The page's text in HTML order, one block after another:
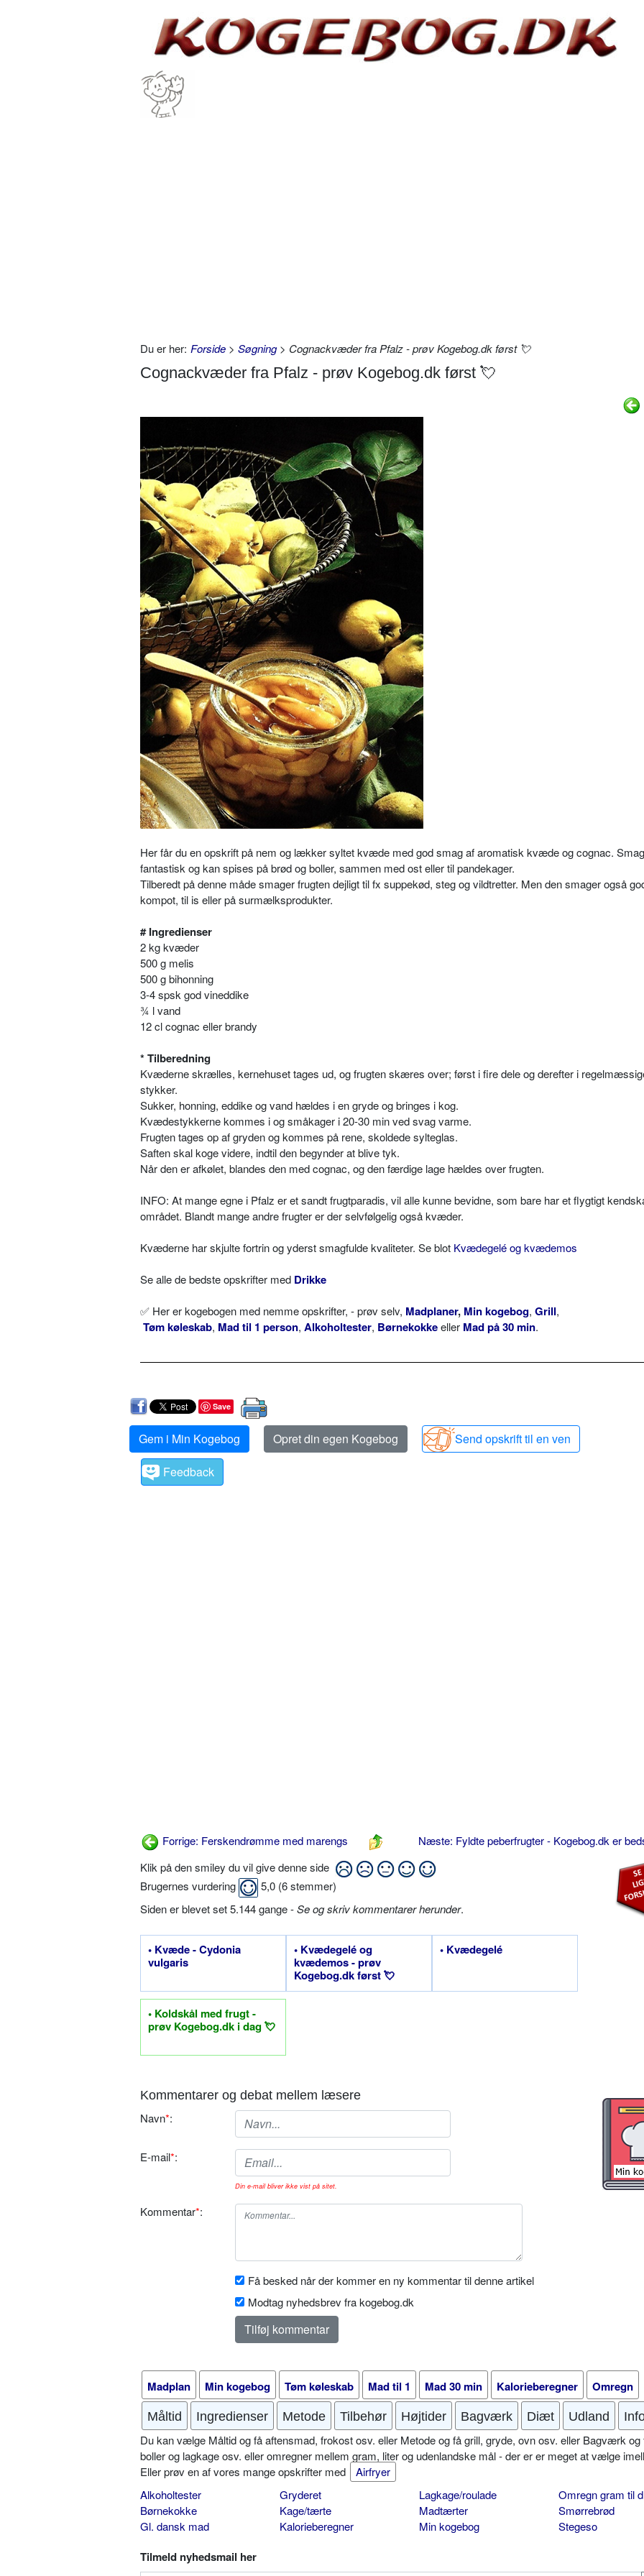
Du er her: Forside > Søgning> Cognackvæder fra Pfalz - prøv Kogebog.dk først 💘
Cognackvæder fra Pfalz - prøv Kogebog.dk først 💘
Her får du en opskrift på nem og lækker syltet kvæde med god smag af aromatisk kvæde og cognac.
fantastisk og kan spises på brød og boller, sammen med ost eller til pandekager.
Tilberedt på denne måde smager frugten dejligt til fx suppekød, steg og vildtretter. Men den smager også
kompot, til is eller på surmælksprodukter.
# Ingredienser
2 kg kvæder
500 g melis
500 g bihonning
3-4 spsk god vineddike
¾ l vand
12 cl cognac eller brandy
* Tilberedning
Kvæderne skrælles, kernehuset tages ud, og frugten skæres over; først i fire dele og derefter i
stykker.
Sukker, honning, eddike og vand hældes i en gryde og bringes i kog.
Kvædestykkerne kommes i og småkager i 20-30 min ved svag varme.
Frugten tages op af gryden og kommes på rene, skoldede sylteglas.
Saften skal koge videre, indtil den begynder at blive tyk.
Når den er afkølet, blandes den med cognac, og den færdige lage hældes over frugten.
INFO: At mange egne i Pfalz er et sandt frugtparadis, vil alle kunne bevidne, som bare har et flygtigt
området. Blandt mange andre frugter er der selvfølgelig også kvæder.
Kvæderne har skjulte fortrin og yderst smagfulde kvaliteter. Se blot Kvædegelé og kvædemos
Se alle de bedste opskrifter med Drikke
✅ Her er kogebogen med nemme opskrifter, - prøv selv, Madplaner, Min kogebog, Grill,
Tøm køleskab, Mad til 1 person, Alkoholtester, Børnekokkeeller Mad på 30 min.
Save
Gem i Min Kogebog Opret din egen Kogebog
Send opskrift til en ven
Feedback
Forrige: Ferskendrømme med marengs
Næste: Fyldte peberfrugter - Kogebog.dk er
Klik på den smiley du vil give denne side
Brugernes vurdering
5,0 (6stemmer)
Siden er blevet set 5.144 gange -Se og skriv kommentarer herunder.
• Kvæde - Cydonia
vulgaris
• Kvædegelé og
kvædemos - prøv
Kogebog.dk først 💘
• Kvædegelé
• Koldskål med frugt -
prøv Kogebog.dk i dag 💘
Kommentarer og debat mellem læsere
Navn*:
E-mail*:
Din e-mail bliver ikke vist på sitet.
Kommentar*:
Få besked når der kommer en ny kommentar til denne artikel
Modtag nyhedsbrev fra kogebog.dk
Madplan Min kogebog Tøm køleskab Mad til 1 Mad 30 min Kalorieberegner Omregn
Måltid Ingredienser Metode Tilbehør Højtider Bagværk Diæt Udland
Du kan vælge Måltid og få aftensmad, frokost osv. eller Metode og få grill, gryde, ovn osv. eller Bagværk og
boller og lagkage osv. eller omregner mellem gram, liter og udenlandske mål - der er er meget at vælge
Eller prøv en af vores mange opskrifter med
Airfryer
Alkoholtester
Børnekokke
Gl. dansk mad
Gryderet
Kage/tærte
Kalorieberegner
Lagkage/roulade
Madtærter
Min kogebog
Omregn gram til
Smørrebrød
Stegeso
Tilmeld nyhedsmail her